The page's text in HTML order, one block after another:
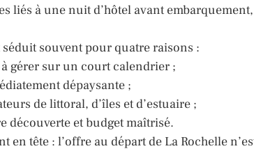
liés à une nuit d’hôtel avant
souvent pour quatre raisons :
gérer sur un court calendrier ;
dépaysante ;
de littoral, d’îles et d’estuaire ;
découverte et budget maîtrisé.
tête : l’offre au départ de La Rochelle